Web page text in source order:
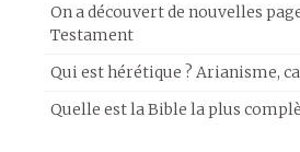
On a découvert de nouvelles
Testament
Qui est hérétique ? Arianisme,
Quelle est la Bible la plus